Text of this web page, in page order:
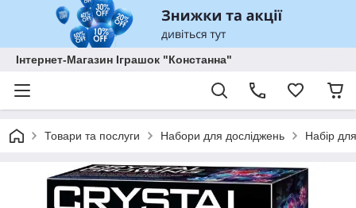
Інтернет-Магазин Іграшок "Констанна"
Товари та послуги Набори для досліджень Набір